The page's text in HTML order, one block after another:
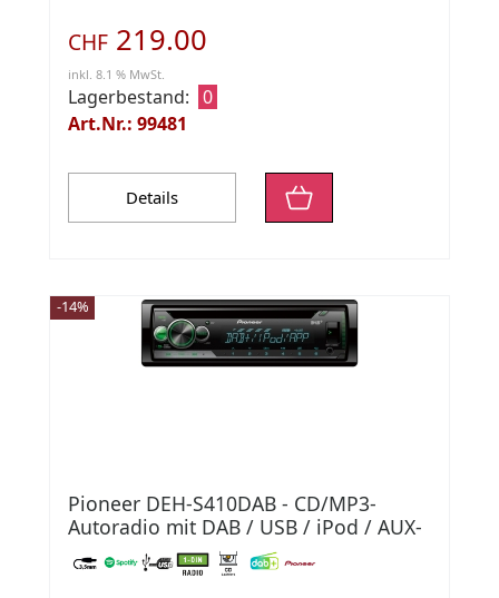
CHF 219.00
inkl. 8.1 % MwSt.
Lagerbestand: 0
Art.Nr.: 99481
Details
-14%
Pioneer DEH-S410DAB - CD/MP3-
Autoradio mit DAB / USB / iPod / AUX-